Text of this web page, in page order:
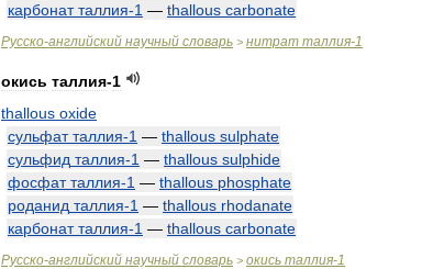
карбонат таллия-1 — thallous carbonate
Русско-английский научный словарь > нитрат таллия-1
окись таллия-1
thallous oxide
сульфат таллия-1 — thallous sulphate
сульфид таллия-1 — thallous sulphide
фосфат таллия-1 — thallous phosphate
роданид таллия-1 — thallous rhodanate
карбонат таллия-1 — thallous carbonate
Русско-английский научный словарь > окись таллия-1